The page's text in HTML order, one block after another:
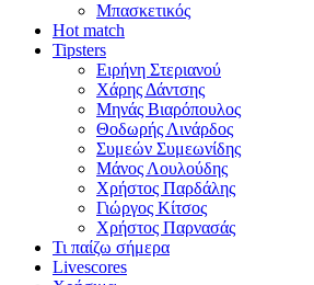
Μπασκετικός
Hot match
Tipsters
Ειρήνη Στεριανού
Χάρης Δάντσης
Μηνάς Βιαρόπουλος
Θοδωρής Λινάρδος
Συμεών Συμεωνίδης
Μάνος Λουλούδης
Χρήστος Παρδάλης
Γιώργος Κίτσος
Χρήστος Παρνασάς
Τι παίζω σήμερα
Livescores